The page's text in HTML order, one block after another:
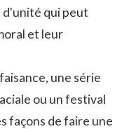
qui peut
et leur
une série
ou un festival
façons de faire une